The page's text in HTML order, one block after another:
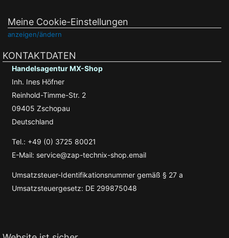
Meine Cookie-Einstellungen
anzeigen/ändern
KONTAKTDATEN
Handelsagentur MX-Shop
Inh. Ines Höfner
Reinhold-Timme-Str. 2
09405 Zschopau
Deutschland
Tel.: +49 (0) 3725 80021
E-Mail: service@zap-technix-shop.email
Umsatzsteuer-Identifikationsnummer gemäß § 27 a
Umsatzsteuergesetz: DE 299875048